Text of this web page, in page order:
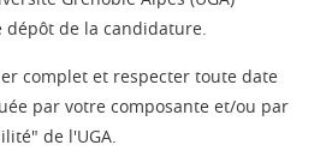
dépôt de la candidature.
complet et respecter toute date
par votre composante et/ou par
de l'UGA.